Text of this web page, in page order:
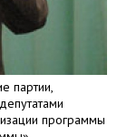
партии,
программы